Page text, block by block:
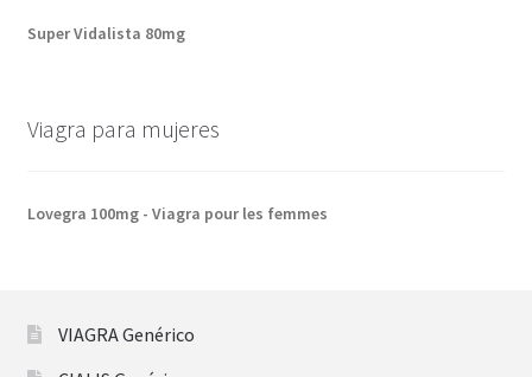
Super Vidalista 80mg
Viagra para mujeres
Lovegra 100mg - Viagra pour les femmes
VIAGRA Genérico